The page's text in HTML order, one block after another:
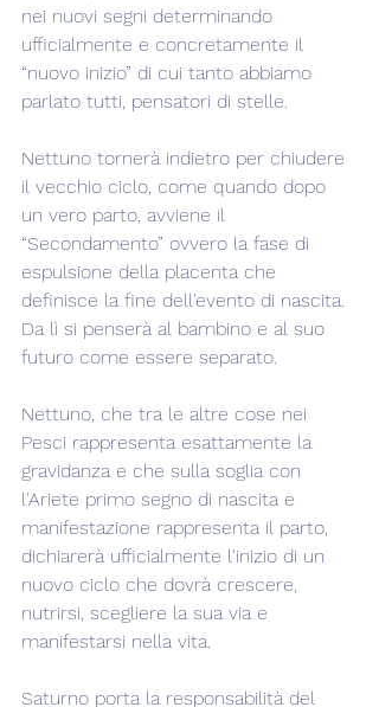
nei nuovi segni determinando
ufficialmente e concretamente il
“nuovo inizio” di cui tanto abbiamo
parlato tutti, pensatori di stelle.
Nettuno tornerà indietro per chiudere
il vecchio ciclo, come quando dopo
un vero parto, avviene il
“Secondamento” ovvero la fase di
espulsione della placenta che
definisce la fine dell'evento di nascita.
Da lì si penserà al bambino e al suo
futuro come essere separato.
Nettuno, che tra le altre cose nei
Pesci rappresenta esattamente la
gravidanza e che sulla soglia con
l'Ariete primo segno di nascita e
manifestazione rappresenta il parto,
dichiarerà ufficialmente l'inizio di un
nuovo ciclo che dovrà crescere,
nutrirsi, scegliere la sua via e
manifestarsi nella vita.
Saturno porta la responsabilità del